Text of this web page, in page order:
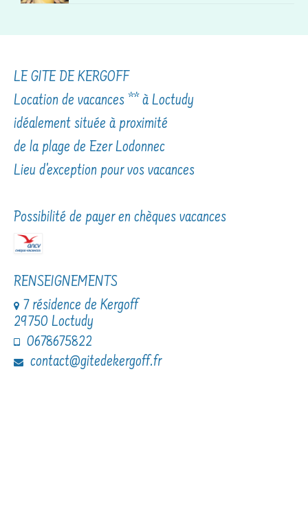
LE GITE DE KERGOFF
Location de vacances ** à Loctudy
idéalement située à proximité
de la plage de Ezer Lodonnec
Lieu d'exception pour vos vacances
Possibilité de payer en chèques vacances
RENSEIGNEMENTS
7 résidence de Kergoff
29750 Loctudy
0678675822
contact@gitedekergoff.fr